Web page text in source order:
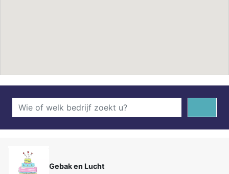
Gebak en Lucht